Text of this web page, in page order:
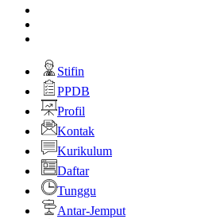
Stifin
PPDB
Profil
Kontak
Kurikulum
Daftar
Tunggu
Antar-Jemput